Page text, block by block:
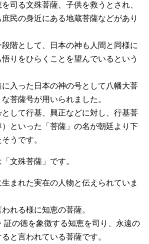
司る文殊菩薩、子供を救うとされ、
民の身近にある地蔵菩薩などがあり
階として、日本の神も人間と同様に
りをひらくことを望んでいるという
入った日本の神の号として八幡大菩
菩薩号が用いられました。
して行基、興正などに対し、行基菩
といった「菩薩」の名が朝廷より下
うです。
文殊菩薩」です。
まれた実在の人物と伝えられていま
れる様に知恵の菩薩。
証の徳を象徴する知恵を司り、永遠の
と言われている菩薩です。